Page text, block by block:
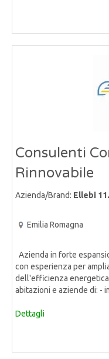
Consulenti
Rinnovabile
Azienda/Brand: Ellebi
Emilia Romagna
Azienda in forte
con esperienza per
dell'efficienza
abitazioni e aziende di: -
Dettagli